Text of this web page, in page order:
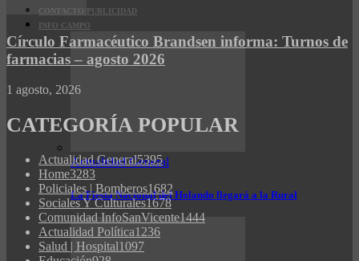
CONTACTO/PUBLICIDAD
INFO CAMPO
Actualidad General
La Fiesta Nacional del Holando llegará a la Rural
Círculo Farmacéutico Brandsen informa: Turnos de
farmacias – agosto 2026
1 agosto, 2026
CATEGORÍA POPULAR
Actualidad General5395
Home3283
Policiales | Bomberos1682
Sociales Y Culturales1678
Comunidad InfoSanVicente1444
Actualidad Política1236
Salud | Hospital1097